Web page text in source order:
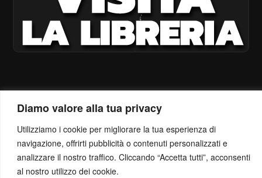
Diamo valore alla tua privacy
Utilizziamo i cookie per migliorare la tua esperienza di
navigazione, offrirti pubblicità o contenuti personalizzati e
analizzare il nostro traffico. Cliccando “Accetta tutti”, acconsenti
al nostro utilizzo dei cookie.